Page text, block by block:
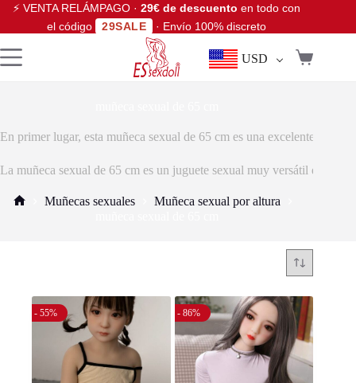
⚡ VENTA RELÁMPAGO ·29€ de descuento en todo con
el código
29SALE · Envío 100% discreto
USD
En primer lugar, esta muñeca sexual de 65 cm es una excelente
La muñeca sexual de 65 cm es un juguete sexual muy versátil que
Muñecas sexuales
Muñeca sexual por altura
- 55% - 86%